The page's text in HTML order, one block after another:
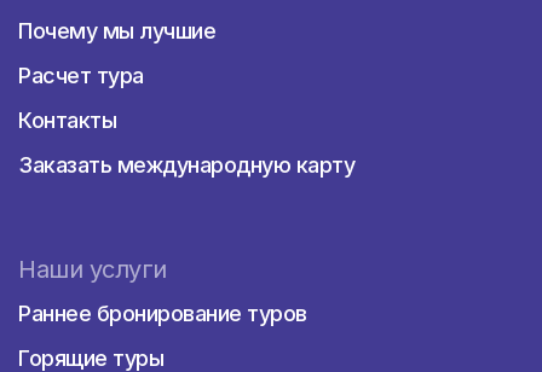
Почему мы лучшие
Расчет тура
Контакты
Заказать международную карту
Наши услуги
Раннее бронирование туров
Горящие туры